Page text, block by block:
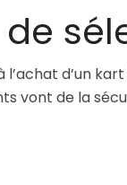
d’un
vont de la